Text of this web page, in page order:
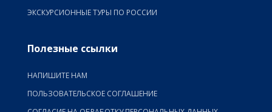
ЭКСКУРСИОННЫЕ ТУРЫ ПО РОССИИ
Полезные ссылки
НАПИШИТЕ НАМ
ПОЛЬЗОВАТЕЛЬСКОЕ СОГЛАШЕНИЕ